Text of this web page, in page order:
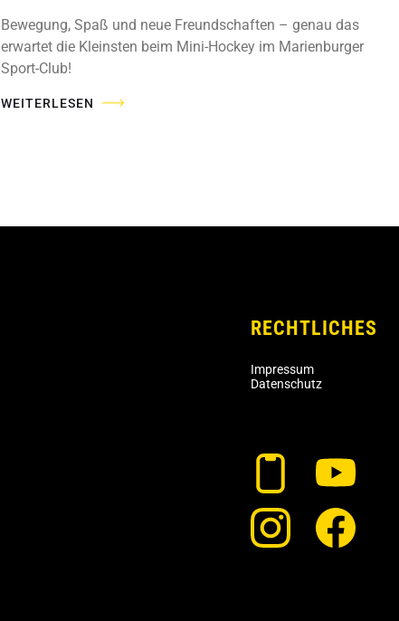
Bewegung, Spaß und neue Freundschaften – genau das
erwartet die Kleinsten beim Mini-Hockey im Marienburger
Sport-Club!
WEITERLESEN
RECHTLICHES
Impressum
Datenschutz